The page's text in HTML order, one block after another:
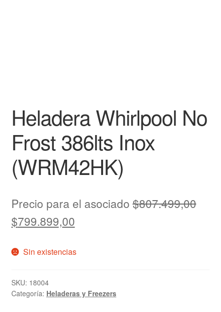
Heladera Whirlpool No
Frost 386lts Inox
(WRM42HK)
Precio para el asociado$807.499,00
$799.899,00
Sin existencias
SKU: 18004
Categoría: Heladeras y Freezers